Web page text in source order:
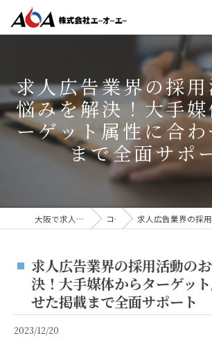
求人広告業界の採
悩みを解決！大手
ーゲット属性に合
まで全面サポ
大阪で求人広告なら株式会社AOA コラム 求人広告業界の採用活動のお悩みを解決！大手媒
求人広告業界の採用活動の
決！大手媒体からターゲッ
せた掲載まで全面サポート
2023/12/20